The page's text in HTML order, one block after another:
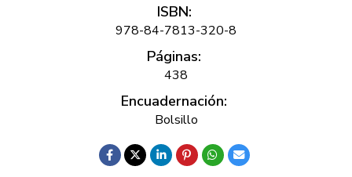
ISBN:
978-84-7813-320-8
Páginas:
438
Encuadernación:
Bolsillo